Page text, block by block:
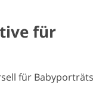
für
für Babyporträts